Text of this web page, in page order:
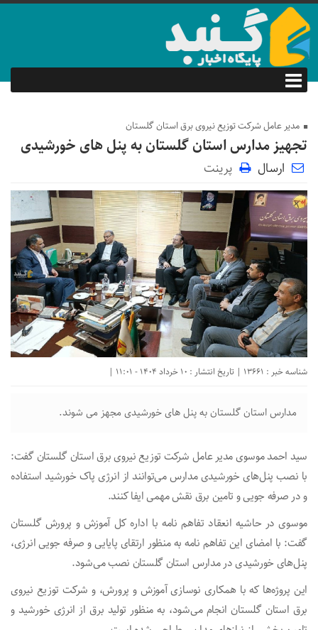
مدیر عامل شرکت توزیع نیروی برق استان گلستان
تجهیز مدارس استان گلستان به پنل های خورشیدی
ارسال پرینت
شناسه خبر : 13661 | تاریخ انتشار : 10 خرداد 1404 - 11:01 |
مدارس استان گلستان به پنل های خورشیدی مجهز می شوند.
سید احمد موسوی مدیر عامل شرکت توزیع نیروی برق استان گلستان گفت:
با نصب پنل‌های خورشیدی مدارس می‌توانند از انرژی پاک خورشید استفاده
و در صرفه جویی و تامین برق نقش مهمی ایفا کنند.
موسوی در حاشیه انعقاد تفاهم نامه با اداره کل آموزش و پرورش گلستان
گفت: با امضای این تفاهم نامه به منظور ارتقای پایایی و صرفه جویی انرژی،
پنل‌های خورشیدی در مدارس استان گلستان نصب می‌شود.
این پروژه‌ها که با همکاری نوسازی آموزش و پرورش، و شرکت توزیع نیروی
برق استان گلستان انجام می‌شود، به منظور تولید برق از انرژی خورشید و